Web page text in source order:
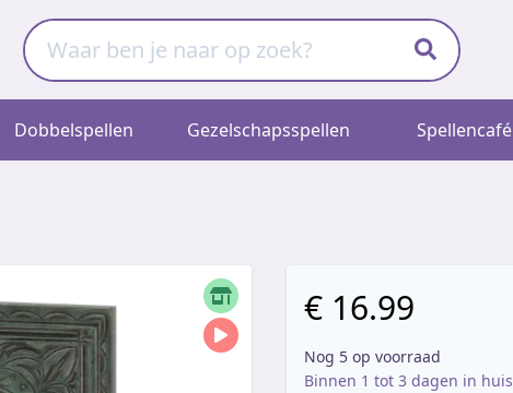
Dobbelspellen Gezelschapsspellen Spellencafé
€ 16.99
Nog 5 op voorraad
Binnen 1 tot 3 dagen in huis